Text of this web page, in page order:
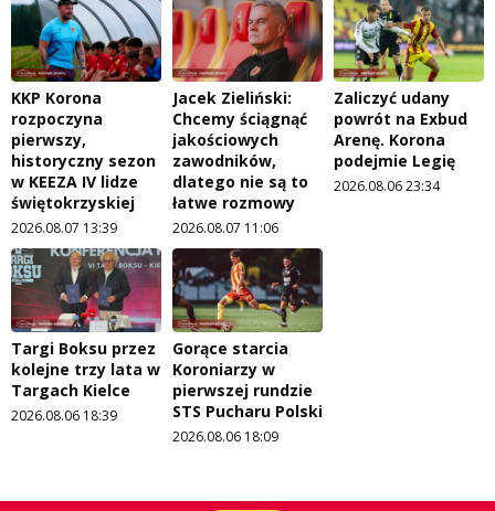
KKP Korona
rozpoczyna
pierwszy,
historyczny sezon
w KEEZA IV lidze
świętokrzyskiej
2026.08.07 13:39
Jacek Zieliński:
Chcemy ściągnąć
jakościowych
zawodników,
dlatego nie są to
łatwe rozmowy
2026.08.07 11:06
Zaliczyć udany
powrót na Exbud
Arenę. Korona
podejmie Legię
2026.08.06 23:34
Targi Boksu przez
kolejne trzy lata w
Targach Kielce
2026.08.06 18:39
Gorące starcia
Koroniarzy w
pierwszej rundzie
STS Pucharu Polski
2026.08.06 18:09